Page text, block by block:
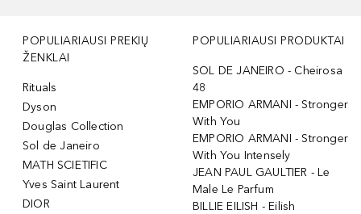
POPULIARIAUSI PREKIŲ
ŽENKLAI
Rituals
Dyson
Douglas Collection
Sol de Janeiro
MATH SCIETIFIC
Yves Saint Laurent
DIOR
POPULIARIAUSI PRODUKTAI
SOL DE JANEIRO - Cheirosa
48
EMPORIO ARMANI - Stronger
With You
EMPORIO ARMANI - Stronger
With You Intensely
JEAN PAUL GAULTIER - Le
Male Le Parfum
BILLIE EILISH - Eilish